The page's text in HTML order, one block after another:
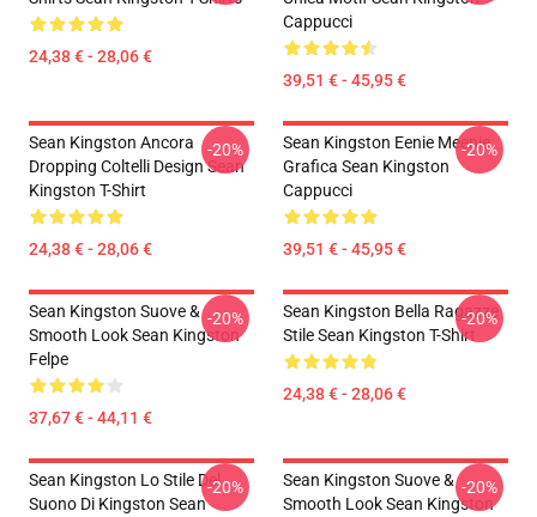
24,38 € - 28,06 €
Cappucci
39,51 € - 45,95 €
Sean Kingston Ancora
Dropping Coltelli Design Sean
Kingston T-Shirt
24,38 € - 28,06 €
-20%
Sean Kingston Eenie Meenie
Grafica Sean Kingston
Cappucci
39,51 € - 45,95 €
-20%
Sean Kingston Suove &
Smooth Look Sean Kingston
Felpe
37,67 € - 44,11 €
-20%
Sean Kingston Bella Ragazze
Stile Sean Kingston T-Shirt
24,38 € - 28,06 €
-20%
Sean Kingston Lo Stile Del
Suono Di Kingston Sean
-20%
Sean Kingston Suove &
Smooth Look Sean Kingston
-20%